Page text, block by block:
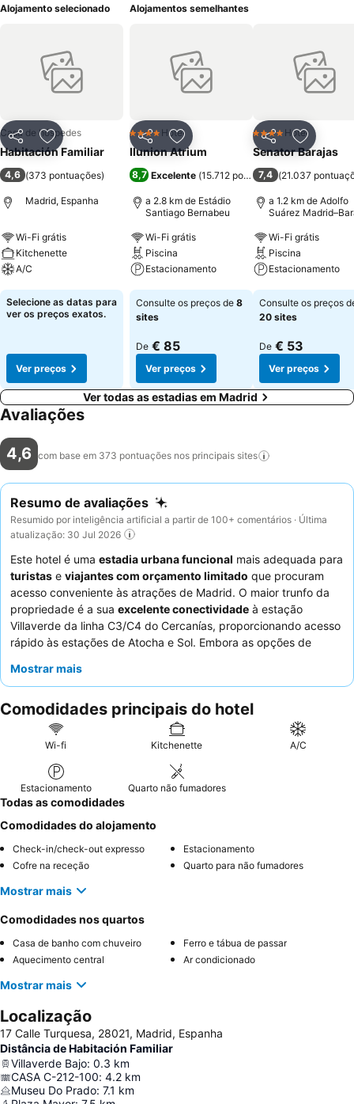
Alojamento selecionado
PartilharAdicionar aos favoritos
Casa de hóspedes
Habitación Familiar
4,6 (373 pontuações)
Madrid, Espanha
Wi-Fi grátis
Kitchenette
A/C
Ver preços
Selecione as datas para
ver os preços exatos.
Ver preços
Alojamentos semelhantes
PartilharAdicionar aos favoritos
4 EstrelasHotel
Ilunion Atrium
8,7 Excelente (15.712 pontuações)
a 2.8 km de Estádio
Santiago Bernabeu
Wi-Fi grátis
Piscina
Estacionamento
Ver preços
Consulte os preços de 8
sites
De € 85
Ver preços
Partilhar
4 EstrelasHotel
Senator Barajas
7,4 (21.037
a 1.2 km de Adolfo
Suárez
Wi-Fi grátis
Piscina
Estacionamento
Ver preços
Consulte os preços
20 sites
De € 53
Ver preços
Ver todas as estadias em Madrid
Avaliações
4,6 com base em 373 pontuações nos principais sites
Resumo de avaliações
Resumido por inteligência artificial a partir de 100+ comentários · Última
atualização: 30 Jul 2026
Este hotel é uma estadia urbana funcional mais adequada para
turistas e viajantes com orçamento limitado que procuram
acesso conveniente às atrações de Madrid. O maior trunfo da
propriedade é a sua excelente conectividade à estação
Villaverde da linha C3/C4 do Cercanías, proporcionando acesso
rápido às estações de Atocha e Sol. Embora as opções de
confortáveis e os espaços de carregamento individuais nos
consistentemente as interações altamente insatisfatórias com a
equipa da receção, embora alguns elogiem a atenção do
proprietário. Para uma experiência mais confortável, considere
Mostrar mais
Comodidades principais do hotel
Wi-fi Kitchenette A/C
Estacionamento Quarto não fumadores
Todas as comodidades
Comodidades do alojamento
Check-in/check-out expresso
Estacionamento
Cofre na receção
Quarto para não fumadores
Mostrar mais
Comodidades nos quartos
Casa de banho com chuveiro
Ferro e tábua de passar
Aquecimento central
Ar condicionado
Mostrar mais
Localização
17 Calle Turquesa, 28021, Madrid, Espanha
Distância de Habitación Familiar
Villaverde Bajo: 0.3 km
CASA C-212-100: 4.2 km
Museu Do Prado: 7.1 km